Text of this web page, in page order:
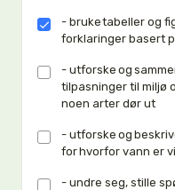
- bruke tabeller og
forklaringer basert
- utforske og
tilpasninger til miljø
noen arter dør ut
- utforske og
for hvorfor vann er
- undre seg, stille